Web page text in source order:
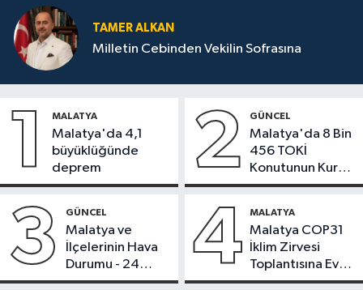
TAMER ALKAN
Milletin Cebinden Vekilin Sofrasına
1 MALATYA
Malatya'da 4,1
büyüklüğünde
deprem
2 GÜNCEL
Malatya'da 8 Bin
456 TOKİ
Konutunun Kurası
Bugün Çekiliyor
3 GÜNCEL
Malatya ve
İlçelerinin Hava
Durumu - 24
Temmuz 2026
4 MALATYA
Malatya COP31
İklim Zirvesi
Toplantısına Ev
Sahipliği Yaptı